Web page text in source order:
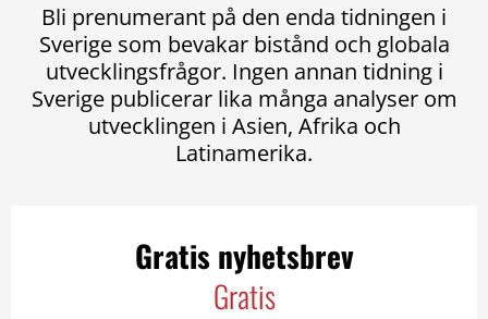
Bli prenumerant på den enda tidningen i
Sverige som bevakar bistånd och globala
utvecklingsfrågor. Ingen annan tidning i
Sverige publicerar lika många analyser om
utvecklingen i Asien, Afrika och
Latinamerika.
Gratis nyhetsbrev
Gratis